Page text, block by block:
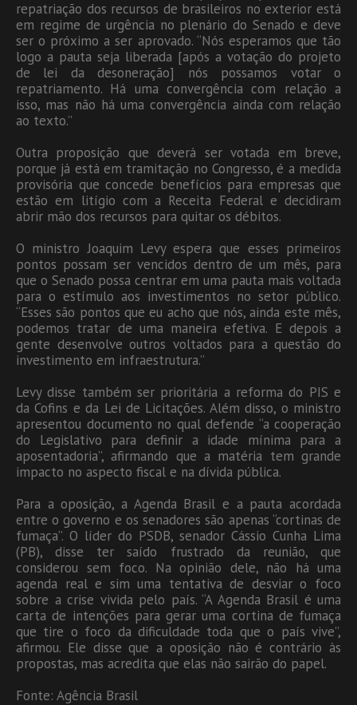
repatriação dos recursos de brasileiros no exterior está
em regime de urgência no plenário do Senado e deve
ser o próximo a ser aprovado. “Nós esperamos que tão
logo a pauta seja liberada [após a votação do projeto
de lei da desoneração] nós possamos votar o
repatriamento. Há uma convergência com relação a
isso, mas não há uma convergência ainda com relação
ao texto.”
Outra proposição que deverá ser votada em breve,
porque já está em tramitação no Congresso, é a medida
provisória que concede benefícios para empresas que
estão em litígio com a Receita Federal e decidiram
abrir mão dos recursos para quitar os débitos.
O ministro Joaquim Levy espera que esses primeiros
pontos possam ser vencidos dentro de um mês, para
que o Senado possa centrar em uma pauta mais voltada
para o estímulo aos investimentos no setor público.
“Esses são pontos que eu acho que nós, ainda este mês,
podemos tratar de uma maneira efetiva. E depois a
gente desenvolve outros voltados para a questão do
investimento em infraestrutura.”
Levy disse também ser prioritária a reforma do PIS e
da Cofins e da Lei de Licitações. Além disso, o ministro
apresentou documento no qual defende “a cooperação
do Legislativo para definir a idade mínima para a
aposentadoria”, afirmando que a matéria tem grande
impacto no aspecto fiscal e na dívida pública.
Para a oposição, a Agenda Brasil e a pauta acordada
entre o governo e os senadores são apenas “cortinas de
fumaça”. O líder do PSDB, senador Cássio Cunha Lima
(PB), disse ter saído frustrado da reunião, que
considerou sem foco. Na opinião dele, não há uma
agenda real e sim uma tentativa de desviar o foco
sobre a crise vivida pelo país. “A Agenda Brasil é uma
carta de intenções para gerar uma cortina de fumaça
que tire o foco da dificuldade toda que o país vive”,
afirmou. Ele disse que a oposição não é contrário às
propostas, mas acredita que elas não sairão do papel.
Fonte: Agência Brasil